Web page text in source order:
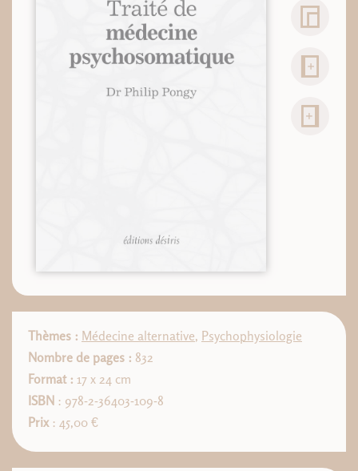
Thèmes : Médecine alternative, Psychophysiologie
Nombre de pages : 832
Format : 17 x 24 cm
ISBN : 978-2-36403-109-8
Prix: 45,00 €